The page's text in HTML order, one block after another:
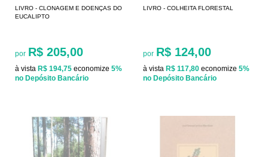
LIVRO - CLONAGEM E DOENÇAS DO
EUCALIPTO
por R$ 205,00
à vista R$ 194,75 economize 5%
no Depósito Bancário
LIVRO - COLHEITA FLORESTAL
por R$ 124,00
à vista R$ 117,80 economize 5%
no Depósito Bancário